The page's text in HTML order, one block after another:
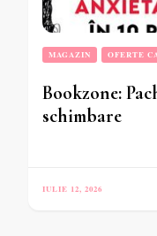
MAGAZIN OFERTE
Bookzone:
schimbare
IULIE 12, 2026